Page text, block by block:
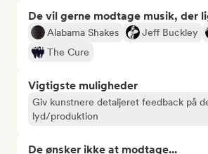
De vil gerne modtage musik, der
Alabama Shakes Jeff Buckley
The Cure
Vigtigste muligheder
Giv kunstnere detaljeret feedback på
lyd/produktion
De ønsker ikke at modtage...